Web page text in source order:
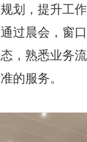
划，提升工
过晨会，窗
，熟悉业务
的服务。